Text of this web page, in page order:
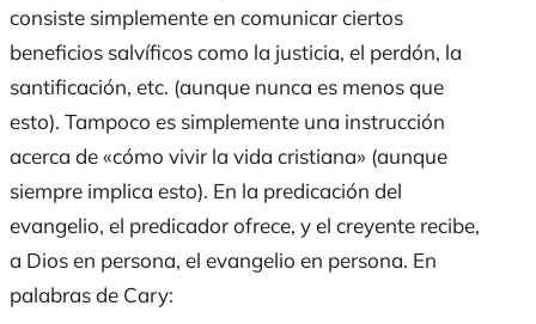
consiste simplemente en comunicar ciertos
beneficios salvíficos como la justicia, el perdón, la
santificación, etc. (aunque nunca es menos que
esto). Tampoco es simplemente una instrucción
acerca de «cómo vivir la vida cristiana» (aunque
siempre implica esto). En la predicación del
evangelio, el predicador ofrece, y el creyente recibe,
a Dios en persona, el evangelio en persona. En
palabras de Cary: